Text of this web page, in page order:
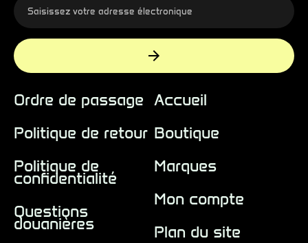
Ordre de passage
Politique de retour
Politique de
confidentialité
Questions
douanières
Accueil
Boutique
Marques
Mon compte
Plan du site